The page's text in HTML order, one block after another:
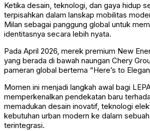
Ketika desain, teknologi, dan gaya hidup
terpisahkan dalam lanskap mobilitas
Milan sebagai panggung global untuk
identitasnya secara lebih nyata.
Pada April 2026, merek premium New
yang berada di bawah naungan Chery
pameran global bertema “Here’s to
Momen ini menjadi langkah awal bagi
memperkenalkan pendekatan baru
memadukan desain inovatif, teknologi
kebutuhan urban modern ke dalam
terintegrasi.